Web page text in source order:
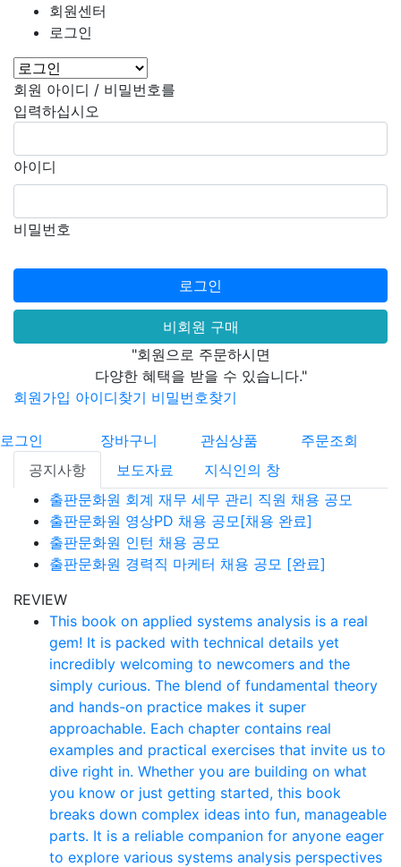
회원센터
로그인
회원 아이디 / 비밀번호를
입력하십시오
아이디
비밀번호
로그인
비회원 구매
"회원으로 주문하시면
다양한 혜택을 받을 수 있습니다."
회원가입 아이디찾기 비밀번호찾기
로그인 장바구니 관심상품
주문조회
공지사항
보도자료
지식인의 창
출판문화원 회계 재무 세무 관리 직원 채용 공모
출판문화원 영상PD 채용 공모[채용 완료]
출판문화원 인턴 채용 공모
출판문화원 경력직 마케터 채용 공모 [완료]
REVIEW
This book on applied systems analysis is a real
gem! It is packed with technical details yet
incredibly welcoming to newcomers and the
simply curious. The blend of fundamental theory
and hands-on practice makes it super
approachable. Each chapter contains real
examples and practical exercises that invite us to
dive right in. Whether you are building on what
you know or just getting started, this book
breaks down complex ideas into fun, manageable
parts. It is a reliable companion for anyone eager
to explore various systems analysis perspectives